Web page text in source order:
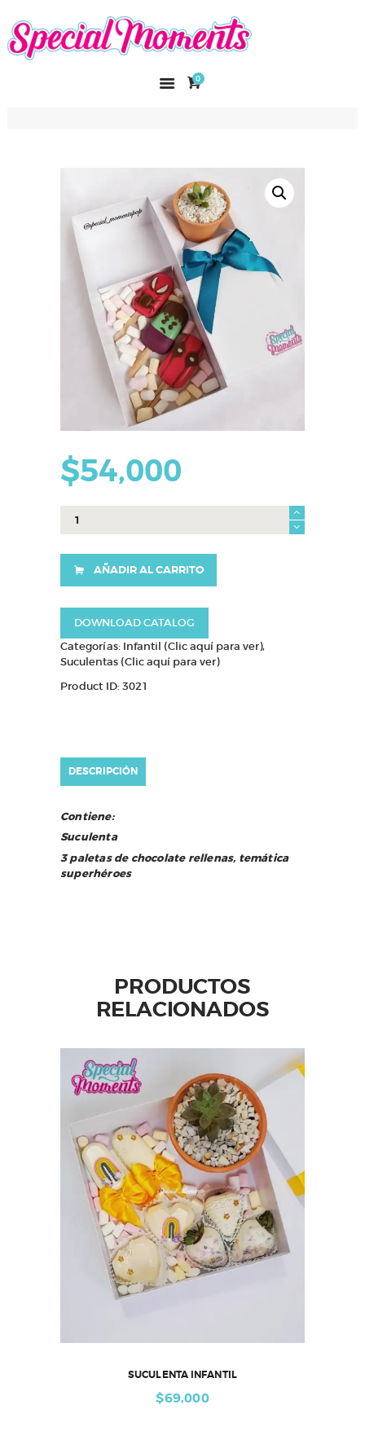
0
SPECIAL MOMENTS
El amor hecho arte
CURSOS
CONTACTO
$54,000
suculenta
AÑADIR AL CARRITO
DOWNLOAD CATALOG
Categorías: Infantil (Clic aquí para ver),
Suculentas (Clic aquí para ver)
Product ID:3021
DESCRIPCIÓN
Contiene:
Suculenta
3 paletas de chocolate rellenas, temática
superhéroes
PRODUCTOS
RELACIONADOS
SUCULENTA INFANTIL
$69,000